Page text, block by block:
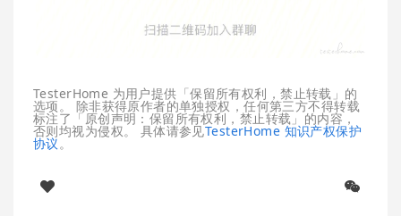
TesterHome 为用户提供「保留所有权利，禁止转载」的
选项。 除非获得原作者的单独授权，任何第三方不得转载
标注了「原创声明：保留所有权利，禁止转载」的内容，
否则均视为侵权。 具体请参见TesterHome 知识产权保护
协议。